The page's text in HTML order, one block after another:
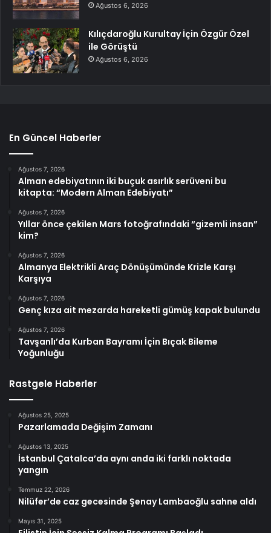
Ağustos 6, 2026
Kılıçdaroğlu Kurultay İçin Özgür Özel
ile Görüştü
Ağustos 6, 2026
En Güncel Haberler
Ağustos 7, 2026
Alman edebiyatının iki buçuk asırlık serüveni bu
kitapta: “Modern Alman Edebiyatı”
Ağustos 7, 2026
Yıllar önce çekilen Mars fotoğrafındaki “gizemli insan”
kim?
Ağustos 7, 2026
Almanya Elektrikli Araç Dönüşümünde Krizle Karşı
Karşıya
Ağustos 7, 2026
Genç kıza ait mezarda hareketli gümüş kapak bulundu
Ağustos 7, 2026
Tavşanlı’da Kurban Bayramı İçin Bıçak Bileme
Yoğunluğu
Rastgele Haberler
Ağustos 25, 2025
Pazarlamada Değişim Zamanı
Ağustos 13, 2025
İstanbul Çatalca’da aynı anda iki farklı noktada
yangın
Temmuz 22, 2026
Nilüfer’de caz gecesinde Şenay Lambaoğlu sahne aldı
Mayıs 31, 2025